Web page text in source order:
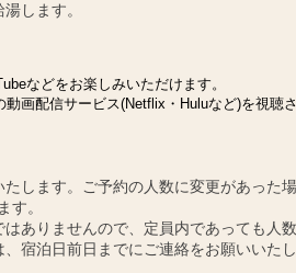
します。
などをお楽しみいただけます。
画配信サービス(Netflix・Huluなど)を視聴
たします。ご予約の人数に変更があっ
す。
ありませんので、定員内であっても人
宿泊日前日までにご連絡をお願いいたし